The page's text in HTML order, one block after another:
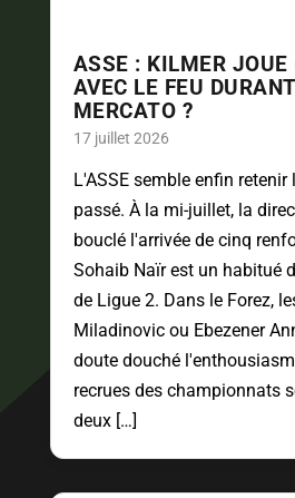
ASSE : KILMER JOUE
AVEC LE FEU
MERCATO ?
17 juillet 2026
L'ASSE semble enfin retenir
passé. À la mi-juillet, la
bouclé l'arrivée de cinq
Sohaib Naïr est un habitué
de Ligue 2. Dans le Forez,
Miladinovic ou Ebezener
doute douché
recrues des championnats
deux […]